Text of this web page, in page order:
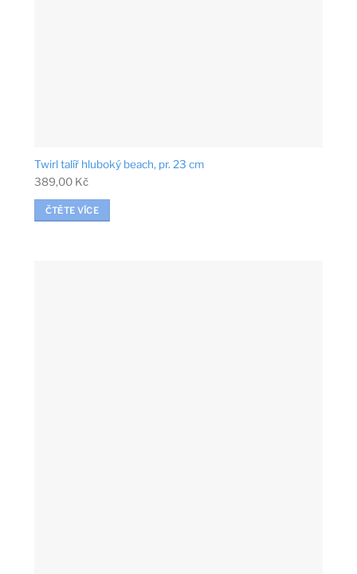
Twirl talíř hluboký beach, pr. 23 cm
389,00 Kč
ČTĚTE VÍCE